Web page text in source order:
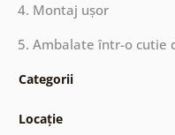
4. Montaj ușor
5. Ambalate într-o cutie
Categorii
Locație